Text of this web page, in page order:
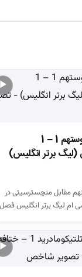
▶
خلاصه بازی وستهم 1 – 1
برتر انگلیس)
مقابل منچسترسیتی در
ام لیگ برتر انگلیس فصل
▶